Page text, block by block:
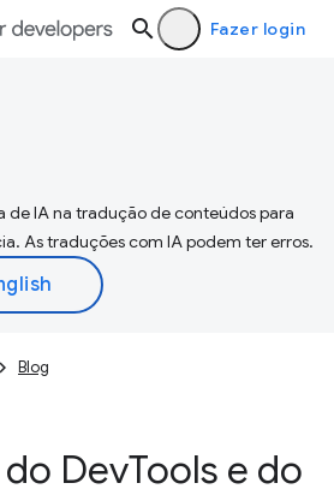
Fazer login
de IA na tradução de conteúdos para
As traduções com IA podem ter erros.
Blog
DevTools e do